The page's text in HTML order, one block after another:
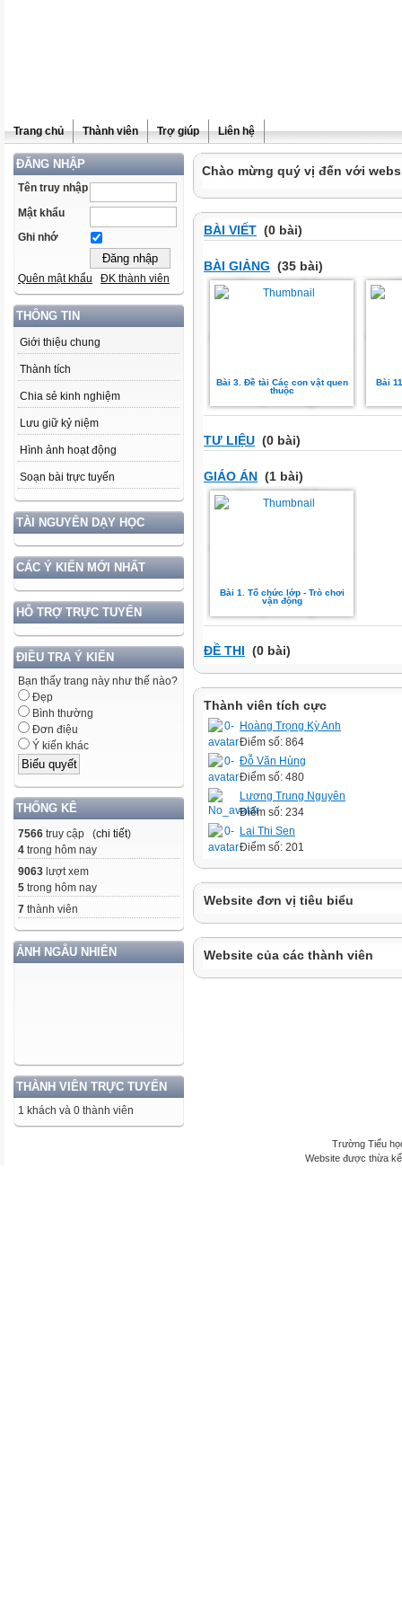
Trang chủ Thành viên Trợ giúp Liên hệ
ĐĂNG NHẬP
Tên truy nhập
Mật khẩu
Ghi nhớ
Quên mật khẩu ĐK thành viên
THÔNG TIN
Giới thiệu chung
Thành tích
Chia sẻ kinh nghiệm
Lưu giữ kỷ niệm
Hình ảnh hoạt động
Soạn bài trực tuyến
TÀI NGUYÊN DẠY HỌC
CÁC Ý KIẾN MỚI NHẤT
HỖ TRỢ TRỰC TUYẾN
ĐIỀU TRA Ý KIẾN
Bạn thấy trang này như thế nào?
Đẹp
Bình thường
Đơn điệu
Ý kiến khác
THỐNG KÊ
7566 truy cập (chi tiết)
4 trong hôm nay
9063 lượt xem
5 trong hôm nay
7 thành viên
ẢNH NGẪU NHIÊN
THÀNH VIÊN TRỰC TUYẾN
1 khách và 0 thành viên
Chào mừng quý vị đến với
BÀI VIẾT (0 bài)
BÀI GIẢNG (35 bài)
Bài 3. Đề tài Các con vật quen
thuộc
Bài
TƯ LIỆU (0 bài)
GIÁO ÁN (1 bài)
Bài 1. Tổ chức lớp - Trò chơi
vận động
ĐỀ THI (0 bài)
Thành viên tích cực
Hoàng Trọng Kỳ Anh
Điểm số: 864
Đỗ Văn Hùng
Điểm số: 480
Lương Trung Nguyên
Điểm số: 234
Lai Thi Sen
Điểm số: 201
Website đơn vị tiêu biểu
Website của các thành viên
Trường Tiểu
Website được thừa